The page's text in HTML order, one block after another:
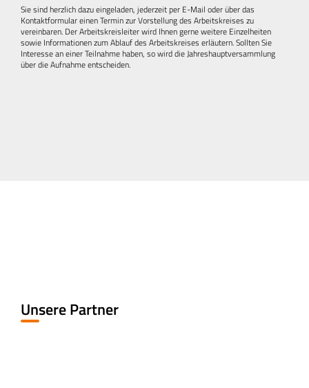
Sie sind herzlich dazu eingeladen, jederzeit per E-Mail oder über das
Kontaktformular einen Termin zur Vorstellung des Arbeitskreises zu
vereinbaren. Der Arbeitskreisleiter wird Ihnen gerne weitere Einzelheiten
sowie Informationen zum Ablauf des Arbeitskreises erläutern. Sollten Sie
Interesse an einer Teilnahme haben, so wird die Jahreshauptversammlung
über die Aufnahme entscheiden.
Unsere Partner